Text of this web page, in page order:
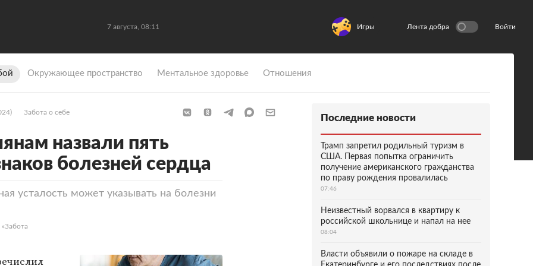
7 августа, 08:11 Игры Лента добра Войти
Окружающее пространство Ментальное здоровье Отношения
Забота о себе
назвали пять
болезней сердца
усталость может указывать на болезни
Последние новости
Трамп запретил родильный туризм в
США. Первая попытка ограничить
получение американского гражданства
по праву рождения провалилась
07:46
Неизвестный ворвался в квартиру к
российской школьнице и напал на нее
08:04
Власти объявили о пожаре на складе в